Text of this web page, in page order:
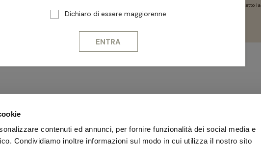
contenuti ed annunci, per fornire funzionalità dei social media e
Condividiamo inoltre informazioni sul modo in cui utilizza il nostro sito
Ho letto e accetto la
Dichiaro di essere maggiorenne
ENTRA